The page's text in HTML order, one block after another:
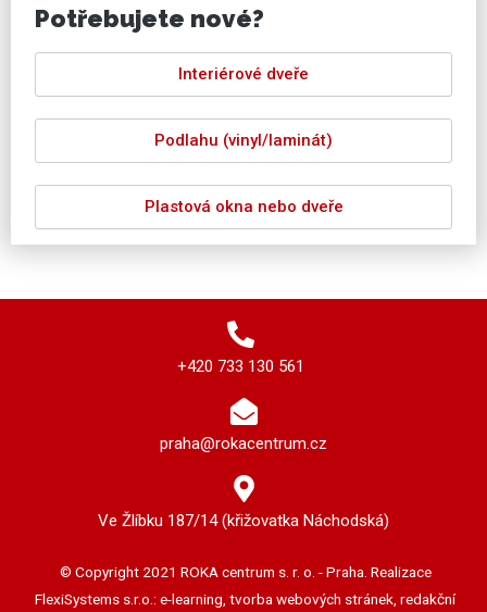
Potřebujete nové?
Interiérové dveře
Podlahu (vinyl/laminát)
Plastová okna nebo dveře
+420 733 130 561
praha@rokacentrum.cz
Ve Žlíbku 187/14 (křižovatka Náchodská)
© Copyright 2021 ROKA centrum s. r. o. - Praha. Realizace
FlexiSystems s.r.o.: e-learning, tvorba webových stránek, redakční